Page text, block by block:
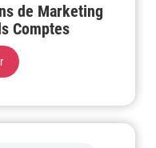
de Marketing
Comptes